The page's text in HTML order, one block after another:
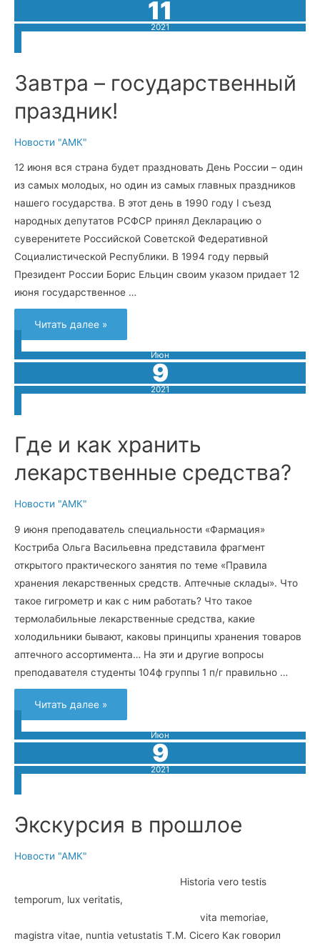
11
2021
Завтра – государственный
праздник!
Новости "АМК"
12 июня вся страна будет праздновать День России – один
из самых молодых, но один из самых главных праздников
нашего государства. В этот день в 1990 году I съезд
народных депутатов РСФСР принял Декларацию о
суверенитете Российской Советской Федеративной
Социалистической Республики. В 1994 году первый
Президент России Борис Ельцин своим указом придает 12
июня государственное …
Читать далее »
Июн
9
2021
Где и как хранить
лекарственные средства?
Новости "АМК"
9 июня преподаватель специальности «Фармация»
Костриба Ольга Васильевна представила фрагмент
открытого практического занятия по теме «Правила
хранения лекарственных средств. Аптечные склады». Что
такое гигрометр и как с ним работать? Что такое
термолабильные лекарственные средства, какие
холодильники бывают, каковы принципы хранения товаров
аптечного ассортимента… На эти и другие вопросы
преподавателя студенты 104ф группы 1 п/г правильно …
Читать далее »
Июн
9
2021
Экскурсия в прошлое
Новости "АМК"
Historia vero testis
temporum, lux veritatis,
vita memoriae,
magistra vitae, nuntia vetustatis T.M. Cicero Как говорил